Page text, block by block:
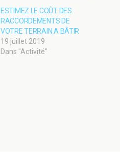
ESTIMEZ LE COÛT DES
RACCORDEMENTS DE
VOTRE TERRAIN A BÂTIR
19 juillet 2019
Dans "Activité"